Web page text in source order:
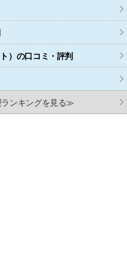
） の口コミ・評判
ランキングを見る≫